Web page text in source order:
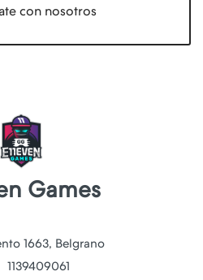
con nosotros
Games
1663, Belgrano
1139409061